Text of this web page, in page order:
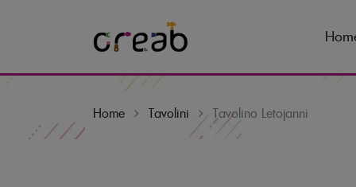
Home Tavolini Tavolino Letojanni